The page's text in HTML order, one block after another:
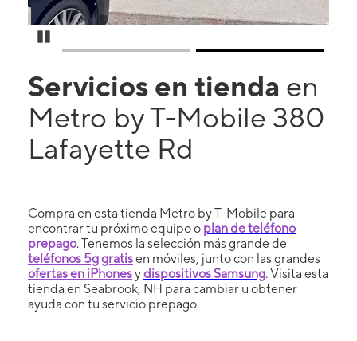
Servicios en tienda en
Metro by T-Mobile 380
Lafayette Rd
Compra en esta tienda Metro by T-Mobile para
encontrar tu próximo equipo o plan de teléfono
prepago. Tenemos la selección más grande de
teléfonos 5g gratisen móviles, junto con las grandes
ofertas en iPhonesydispositivos Samsung. Visita esta
tienda en Seabrook, NH para cambiar u obtener
ayuda con tu servicio prepago.